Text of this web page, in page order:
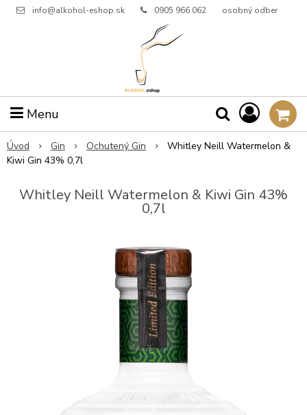
info@alkohol-eshop.sk 0905 966 062 osobný odber
Menu
Úvod Gin Ochutený Gin
Whitley Neill Watermelon &
Kiwi Gin 43% 0,7l
Whitley Neill Watermelon & Kiwi Gin 43%
0,7l